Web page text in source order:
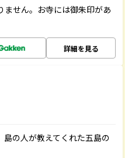
せん。お寺には御朱印があ
詳細を見る
の人が教えてくれた五島の